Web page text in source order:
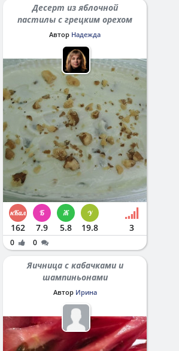
Десерт из яблочной
пастилы с грецким орехом
Автор Надежда
162 7.9 5.8 19.8 3
0 0
Яичница с кабачками и
шампиньонами
Автор Ирина